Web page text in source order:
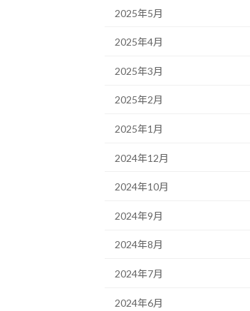
2025年5月
2025年4月
2025年3月
2025年2月
2025年1月
2024年12月
2024年10月
2024年9月
2024年8月
2024年7月
2024年6月